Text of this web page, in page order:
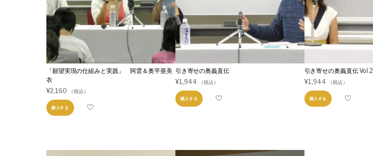
ZENサンガ大人気コンテンツ
「願望実現の仕組みと実践」 阿雲＆奥平亜美
衣
¥2,160 （税込）
購入する
引き寄せの奥義直伝
¥1,944 （税込）
購入する
引き寄せの奥義直伝 Vol.2
¥1,944 （税込）
購入する